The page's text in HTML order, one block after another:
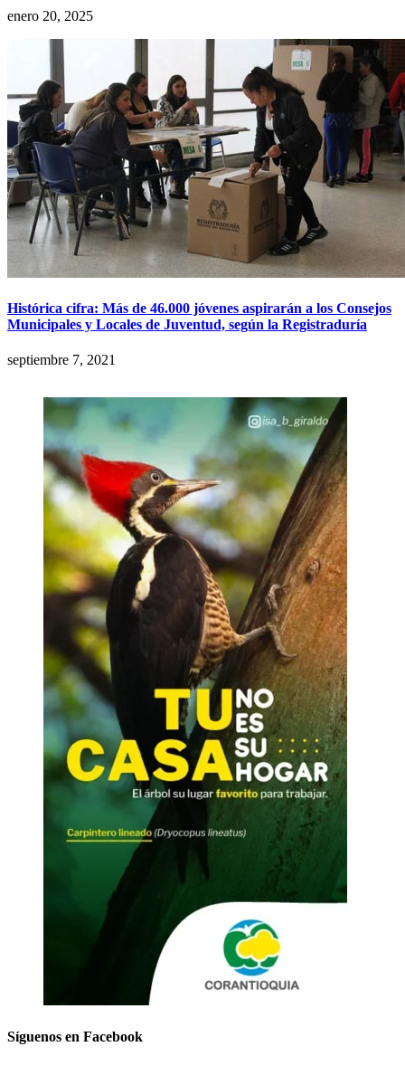
enero 20, 2025
Histórica cifra: Más de 46.000 jóvenes aspirarán a los Consejos
Municipales y Locales de Juventud, según la Registraduría
septiembre 7, 2021
Síguenos en Facebook